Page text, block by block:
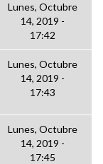
Lunes, Octubre
14, 2019 -
17:42
Lunes, Octubre
14, 2019 -
17:43
Lunes, Octubre
14, 2019 -
17:45